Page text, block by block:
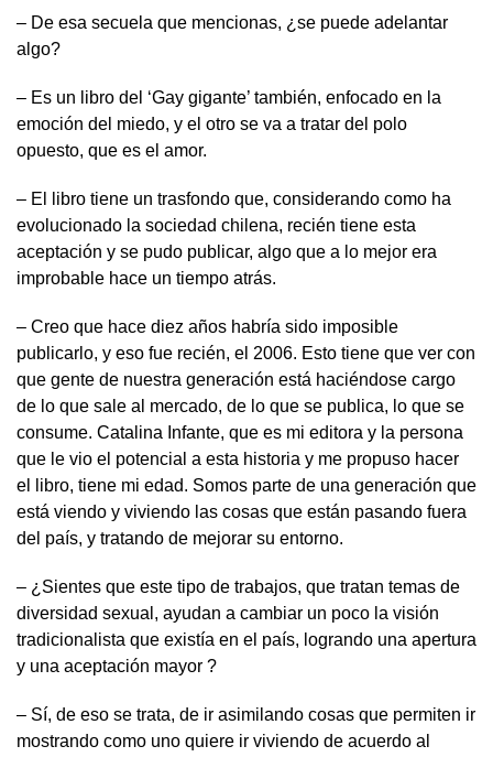
– De esa secuela que mencionas, ¿se puede adelantar
algo?
– Es un libro del ‘Gay gigante’ también, enfocado en la
emoción del miedo, y el otro se va a tratar del polo
opuesto, que es el amor.
– El libro tiene un trasfondo que, considerando como ha
evolucionado la sociedad chilena, recién tiene esta
aceptación y se pudo publicar, algo que a lo mejor era
improbable hace un tiempo atrás.
– Creo que hace diez años habría sido imposible
publicarlo, y eso fue recién, el 2006. Esto tiene que ver con
que gente de nuestra generación está haciéndose cargo
de lo que sale al mercado, de lo que se publica, lo que se
consume. Catalina Infante, que es mi editora y la persona
que le vio el potencial a esta historia y me propuso hacer
el libro, tiene mi edad. Somos parte de una generación que
está viendo y viviendo las cosas que están pasando fuera
del país, y tratando de mejorar su entorno.
– ¿Sientes que este tipo de trabajos, que tratan temas de
diversidad sexual, ayudan a cambiar un poco la visión
tradicionalista que existía en el país, logrando una apertura
y una aceptación mayor ?
– Sí, de eso se trata, de ir asimilando cosas que permiten ir
mostrando como uno quiere ir viviendo de acuerdo al